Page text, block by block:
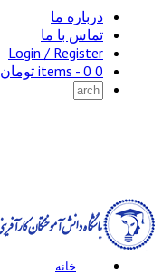
درباره ما
تماس با ما
Login / Register
0 items -
0 تومان
خانه